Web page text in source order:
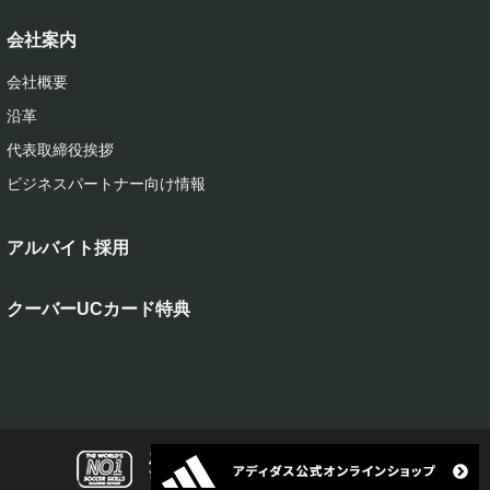
会社案内
会社概要
沿革
代表取締役挨拶
ビジネスパートナー向け情報
アルバイト採用
クーバーUCカード特典